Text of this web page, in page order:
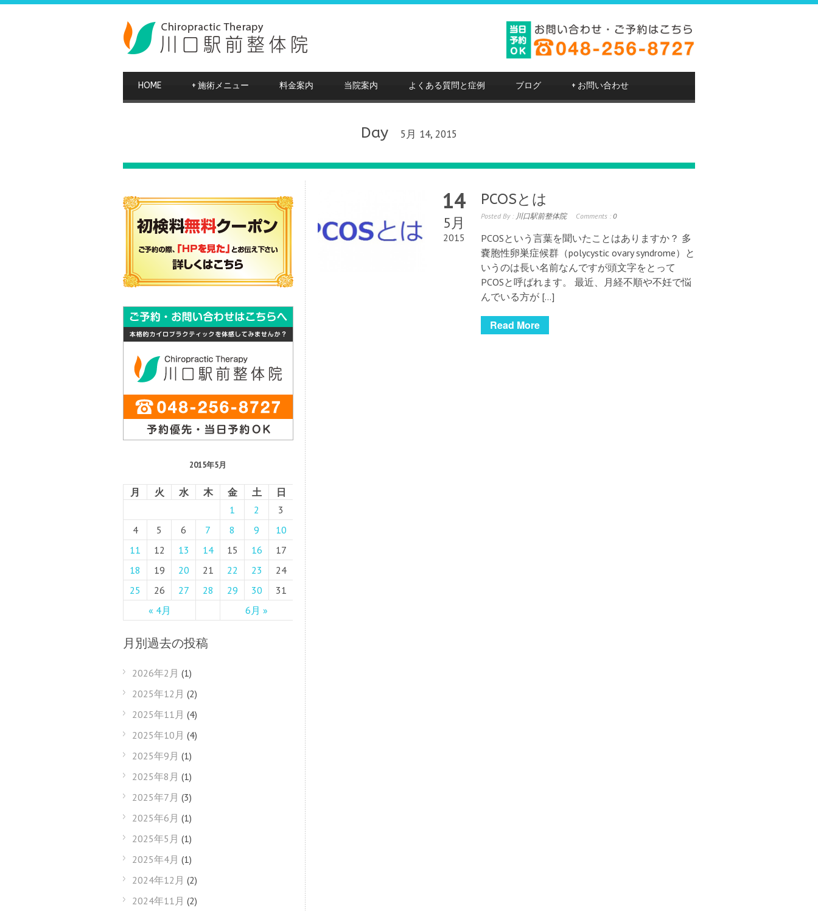
HOME 施術メニュー
+ 料金案内 当院案内 よくある質問と症例 ブログ お問い合わせ
+
Day 5月 14, 2015
14
5月
2015
PCOSとは
Posted By : 川口駅前整体院 Comments : 0
PCOSという言葉を聞いたことはありますか？ 多
嚢胞性卵巣症候群（polycystic ovary syndrome）と
いうのは長い名前なんですが頭文字をとって
PCOSと呼ばれます。 最近、月経不順や不妊で悩
んでいる方が […]
Read More
2015年5月
月 火 水 木 金 土 日
« 4月 6月 »
1 2
3
4
5 6 7 8 9
10
11
12 13 14 15 16
17
18
19 20 21 22 23
24
25
26 27 28 29 30 31
月別過去の投稿
2026年2月 (1)
2025年12月 (2)
2025年11月 (4)
2025年10月 (4)
2025年9月 (1)
2025年8月 (1)
2025年7月 (3)
2025年6月 (1)
2025年5月 (1)
2025年4月 (1)
2024年12月 (2)
2024年11月 (2)